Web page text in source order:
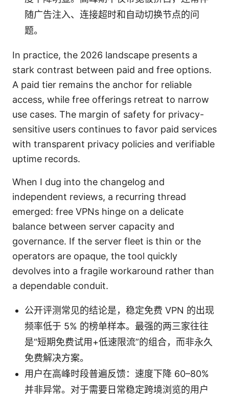
随广告注入、连接超时和自动切换节点的问
题。
In practice, the 2026 landscape presents a
stark contrast between paid and free options.
A paid tier remains the anchor for reliable
access, while free offerings retreat to narrow
use cases. The margin of safety for privacy-
sensitive users continues to favor paid services
with transparent privacy policies and verifiable
uptime records.
When I dug into the changelog and
independent reviews, a recurring thread
emerged: free VPNs hinge on a delicate
balance between server capacity and
governance. If the server fleet is thin or the
operators are opaque, the tool quickly
devolves into a fragile workaround rather than
a dependable conduit.
公开评测常见的结论是，稳定免费 VPN 的出现
频率低于 5% 的榜单样本。最强的两三家往往
是“短期免费试用+低速限流”的组合，而非永久
免费解决方案。
用户在高峰时段普遍反馈：速度下降 60–80%
并非异常。对于需要日常稳定跨境浏览的用户